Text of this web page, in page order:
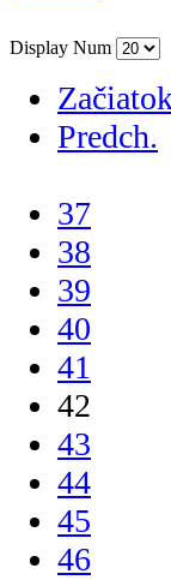
Display Num
Predch.
37
38
39
40
41
42
43
44
45
46